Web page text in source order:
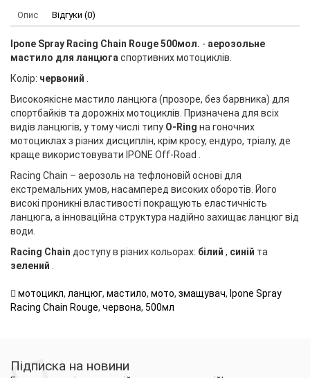
Опис Відгуки (0)
Ipone Spray Racing Chain Rouge 500мол. - аерозольне
мастило для ланцюга спортивних мотоциклів.
Колір: червоний
Високоякісне мастило ланцюга (прозоре, без барвника) для
спортбайків та дорожніх мотоциклів. Призначена для всіх
видів ланцюгів, у тому числі типу O-Ring на гоночних
мотоциклах з різних дисциплін, крім кросу, ендуро, тріалу, де
краще використовувати IPONE Off-Road
Racing Сhain – аерозоль на тефлоновій основі для
екстремальних умов, насамперед високих оборотів. Його
високі проникні властивості покращують еластичність
ланцюга, а інноваційна структура надійно захищає ланцюг від
води.
Racing Chain доступу в різних кольорах: білий , синій та
зелений
мотоцикл, ланцюг, мастило, мото, змащувач, Ipone Spray
Racing Chain Rouge, червона, 500мл
Підписка на новини